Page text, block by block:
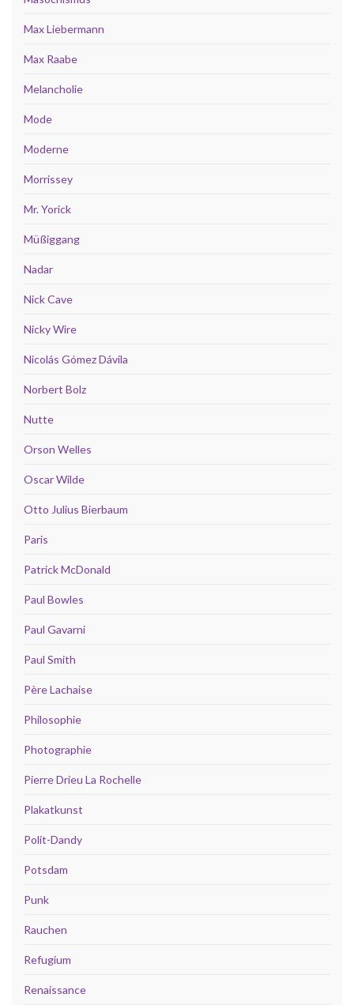
Max Liebermann
Max Raabe
Melancholie
Mode
Moderne
Morrissey
Mr. Yorick
Müßiggang
Nadar
Nick Cave
Nicky Wire
Nicolás Gómez Dávila
Norbert Bolz
Nutte
Orson Welles
Oscar Wilde
Otto Julius Bierbaum
Paris
Patrick McDonald
Paul Bowles
Paul Gavarni
Paul Smith
Père Lachaise
Philosophie
Photographie
Pierre Drieu La Rochelle
Plakatkunst
Polit-Dandy
Potsdam
Punk
Rauchen
Refugium
Renaissance